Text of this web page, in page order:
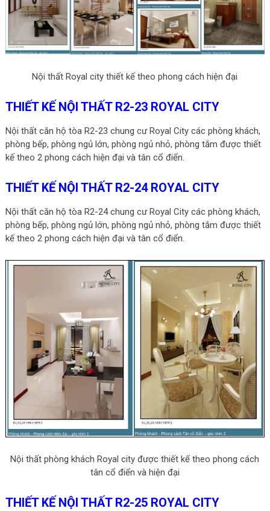
Nội thất Royal city thiết kế theo phong cách hiện đại
THIẾT KẾ NỘI THẤT R2-23 ROYAL CITY
Nội thất căn hộ tòa R2-23 chung cư Royal City các phòng khách,
phòng bếp, phòng ngủ lớn, phòng ngủ nhỏ, phòng tắm được thiết
kế theo 2 phong cách hiện đại và tân cổ điển.
THIẾT KẾ NỘI THẤT R2-24 ROYAL CITY
Nội thất căn hộ tòa R2-24 chung cư Royal City các phòng khách,
phòng bếp, phòng ngủ lớn, phòng ngủ nhỏ, phòng tắm được thiết
kế theo 2 phong cách hiện đại và tân cổ điển.
Nội thất phòng khách Royal city được thiết kế theo phong cách
tân cổ điển và hiện đại
THIẾT KẾ NỘI THẤT R2-25 ROYAL CITY